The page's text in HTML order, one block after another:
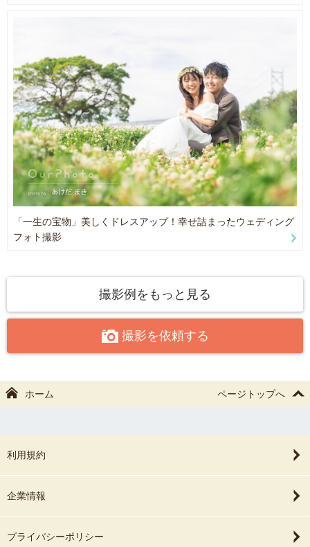
⚪︎夏の「お宮参り・100日祝い・お食い初め・七五三」
午前中の比較的涼しい時間帯で撮影をしたり、
ご自宅での撮影も大歓迎です！
お外からの光と室内のリラックスした雰囲気で、
穏やかにまたアットホームに撮影いたします。
⚪︎お盆の時期はご親戚が皆さんで集まれる大切な時期です！
久しぶりに集まれる皆さんの笑顔や、お孫さんを囲む温かい瞬間を
プロの出張撮影で残します。
・・・・・・・・・・・・・・・・・・
・お子様の体調不良や、夏の急な悪天候による延期は、
もちろん無料でご対応いたします。
・全てのお写真は、1枚ずつ丁寧に明るさや色味を整えて、
一番きれいな状態でお届けします。
皆さまとお会いできるのを、心から楽しみにしています＼(^o^)／
※愛媛県南予と、県外での撮影ご希望の場合も、
万全の準備でお伺いするため「2枠（100分）〜」
・Sony α7 Ⅲ
・Nikon D810
・レンズ
・TAMRON 28-75 F/2.8
・NIKKOR 24-70mm 1:2.8G
・NIKKOR 70-300mm 1:4.5-5.6G
・ライティング機材
・NissinDIGITAL Di700 ２つ
・NikonSPEEDLIGHT SB-700 ２つ
・卓上LEDライト２台
・ソフトボックス70×50 ２台
「一生の宝物」美しくドレスアップ！幸せ詰まったウェディング
フォト撮影
撮影例をもっと見る
撮影を依頼する
ホーム ページトップへ
利用規約
企業情報
プライバシーポリシー